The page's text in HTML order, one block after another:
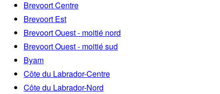
Brevoort Centre
Brevoort Est
Brevoort Ouest - moitié nord
Brevoort Ouest - moitié sud
Byam
Côte du Labrador-Centre
Côte du Labrador-Nord